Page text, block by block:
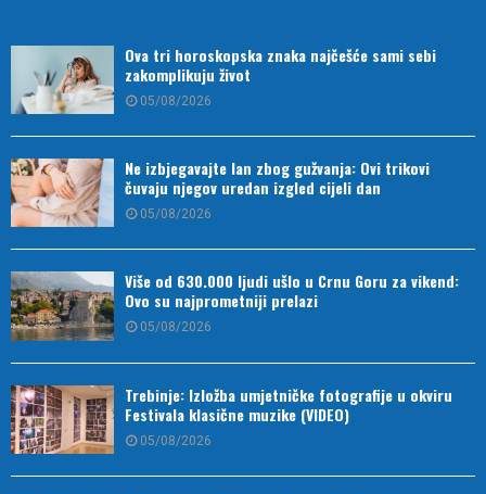
Ova tri horoskopska znaka najčešće sami sebi
zakomplikuju život
05/08/2026
Ne izbjegavajte lan zbog gužvanja: Ovi trikovi
čuvaju njegov uredan izgled cijeli dan
05/08/2026
Više od 630.000 ljudi ušlo u Crnu Goru za vikend:
Ovo su najprometniji prelazi
05/08/2026
Trebinje: Izložba umjetničke fotografije u okviru
Festivala klasične muzike (VIDEO)
05/08/2026